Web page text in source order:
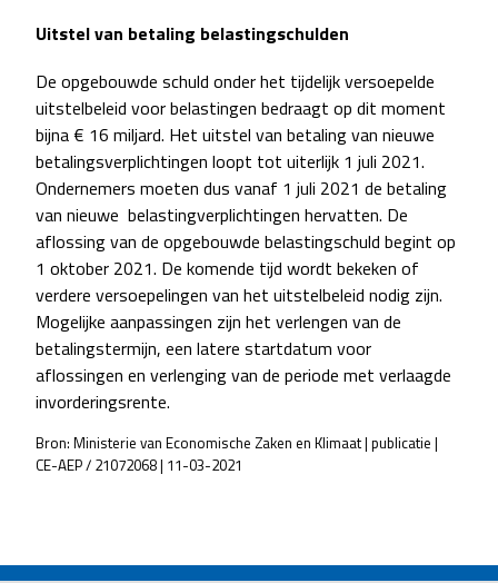
Uitstel van betaling belastingschulden
De opgebouwde schuld onder het tijdelijk versoepelde
uitstelbeleid voor belastingen bedraagt op dit moment
bijna € 16 miljard. Het uitstel van betaling van nieuwe
betalingsverplichtingen loopt tot uiterlijk 1 juli 2021.
Ondernemers moeten dus vanaf 1 juli 2021 de betaling
van nieuwe belastingverplichtingen hervatten. De
aflossing van de opgebouwde belastingschuld begint op
1 oktober 2021. De komende tijd wordt bekeken of
verdere versoepelingen van het uitstelbeleid nodig zijn.
Mogelijke aanpassingen zijn het verlengen van de
betalingstermijn, een latere startdatum voor
aflossingen en verlenging van de periode met verlaagde
invorderingsrente.
Bron: Ministerie van Economische Zaken en Klimaat | publicatie |
CE-AEP / 21072068 | 11-03-2021
NAVIGATION